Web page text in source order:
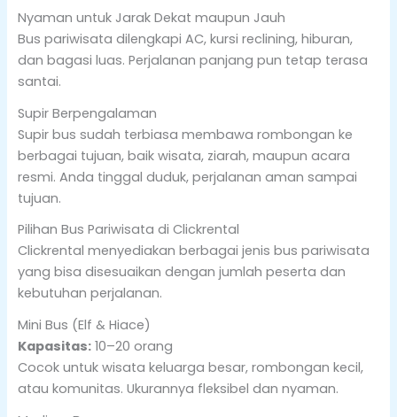
Nyaman untuk Jarak Dekat maupun Jauh
Bus pariwisata dilengkapi AC, kursi reclining, hiburan,
dan bagasi luas. Perjalanan panjang pun tetap terasa
santai.
Supir Berpengalaman
Supir bus sudah terbiasa membawa rombongan ke
berbagai tujuan, baik wisata, ziarah, maupun acara
resmi. Anda tinggal duduk, perjalanan aman sampai
tujuan.
Pilihan Bus Pariwisata di Clickrental
Clickrental menyediakan berbagai jenis bus pariwisata
yang bisa disesuaikan dengan jumlah peserta dan
kebutuhan perjalanan.
Mini Bus (Elf & Hiace)
Kapasitas:10–20 orang
Cocok untuk wisata keluarga besar, rombongan kecil,
atau komunitas. Ukurannya fleksibel dan nyaman.